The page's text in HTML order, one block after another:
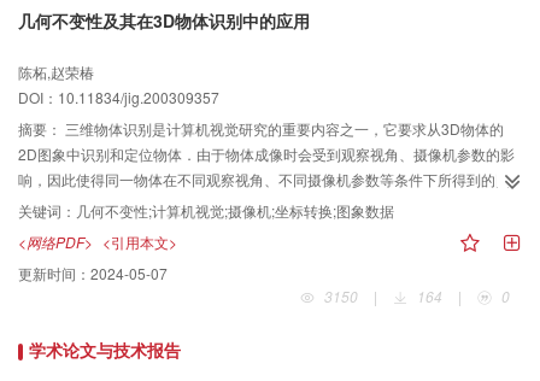
几何不变性及其在3D物体识别中的应用
陈柘,赵荣椿
DOI：10.11834/jig.200309357
摘要： 三维物体识别是计算机视觉研究的重要内容之一，它要求从3D物体的
2D图象中识别和定位物体．由于物体成像时会受到观察视角、摄像机参数的影
响，因此使得同一物体在不同观察视角、不同摄像机参数等条件下所得到的图
象存在差异．但由于几何不变性方法可以有效地消除这种差异带给3D物体识别
的不利影响，所以，近20年来这种方法受到了广泛的关注和研究．为使人们了
解该领域的研究现状，以对该领域的研究有所启发，首先讨论了基于几何不变
性的3D物体识别方法的研究内容，包括研究的几何框架和其不变性以及几何不
变性在3D物体识别中的主要应用；其次，总结性地评述了该领域的研究现状；
关键词： 几何不变性;计算机视觉;摄像机;坐标转换;图象数据
<网络PDF> <引用本文>
更新时间： 2024-05-07
3150
| 164 | 0
学术论文与技术报告